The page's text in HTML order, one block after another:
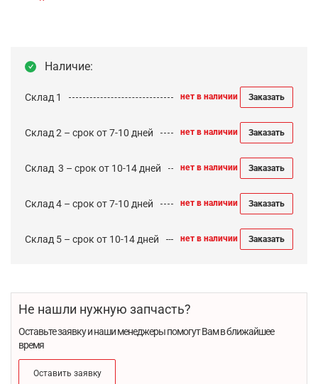
Наличие:
Склад 1 нет в наличии Заказать
Склад 2 – срок от 7-10 дней нет в наличии Заказать
Cклад 3 – срок от 10-14 дней нет в наличии Заказать
Склад 4 – срок от 7-10 дней нет в наличии Заказать
Склад 5 – срок от 10-14 дней нет в наличии Заказать
Не нашли нужную запчасть?
Оставьте заявку и наши менеджеры помогут Вам в ближайшее
время
Оставить заявку